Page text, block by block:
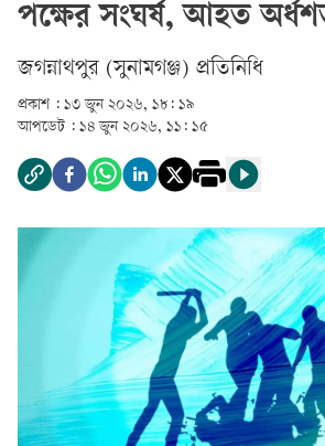
পক্ষের সংঘর্ষ, আহত
জগন্নাথপুর (সুনামগঞ্জ) প্রতিনিধি
প্রকাশ : ১৩ জুন ২০২৬, ১৮: ১৯
আপডেট : ১৪ জুন ২০২৬, ১১: ১৫